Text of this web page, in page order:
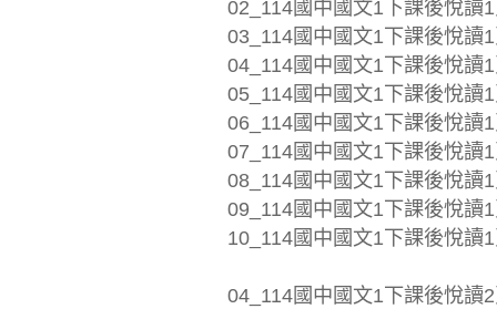
02_114國中國文1下課後悅讀
03_114國中國文1下課後悅讀
04_114國中國文1下課後悅讀
05_114國中國文1下課後悅讀
06_114國中國文1下課後悅讀
07_114國中國文1下課後悅讀
08_114國中國文1下課後悅讀
09_114國中國文1下課後悅讀
10_114國中國文1下課後悅讀
04_114國中國文1下課後悅讀